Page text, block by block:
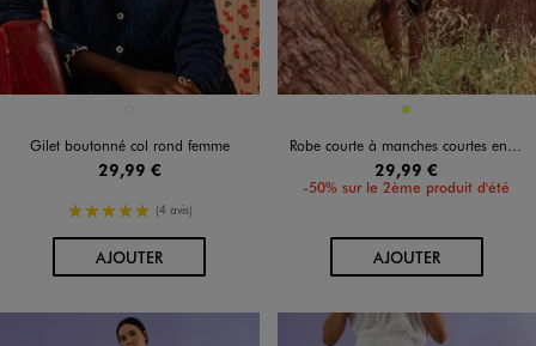
Gilet boutonné col rond femme
29,99 €
5/5 de moyenne
(4 avis)
AJOUTERAU PANIER
Disponible en 1 coloris
JAUNE
Robe courte à manches courtes en tissu gaufré à carreaux vichy femme
29,99 €
-50% sur le 2ème produit d'été
AJOUTERAU PANIER